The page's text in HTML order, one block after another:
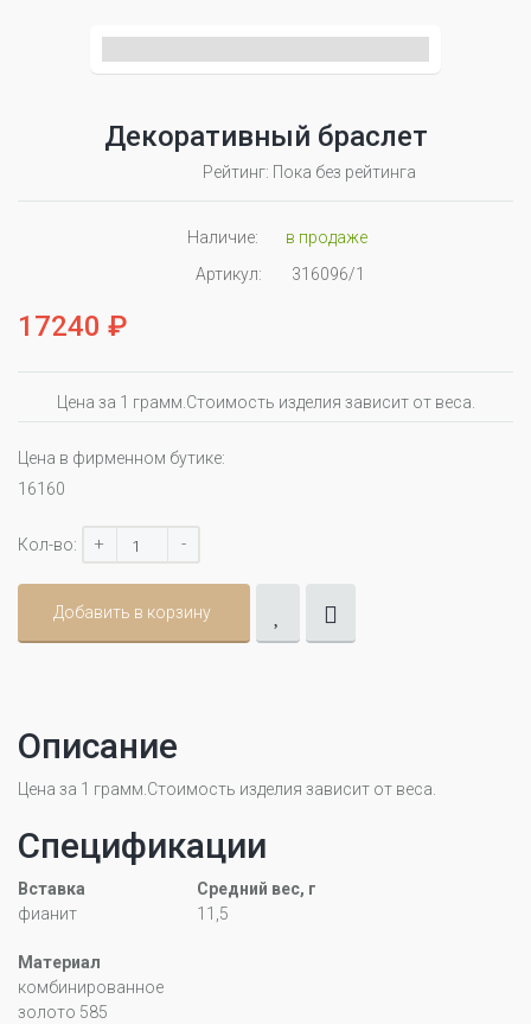
Декоративный браслет
Рейтинг: Пока без рейтинга
Наличие:
в продаже
Артикул:
316096/1
17240 ₽
Цена за 1 грамм.Стоимость изделия зависит от веса.
Цена в фирменном бутике:
16160
Кол-во: + -
Добавить в корзину
Описание
Цена за 1 грамм.Стоимость изделия зависит от веса.
Спецификации
Вставка
фианит
Средний вес, г
11,5
Материал
комбинированное
золото 585